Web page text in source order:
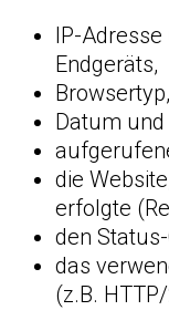
IP-
Endgeräts,
Datum
die
erfolgte
den
das
(z.B.